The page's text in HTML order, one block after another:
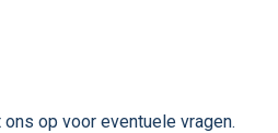
op voor eventuele vragen.